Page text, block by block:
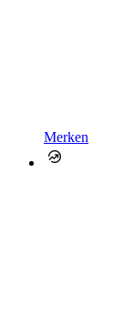
Merken